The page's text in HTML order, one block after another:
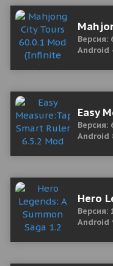
Версия:
Android
Easy
Версия:
Android
Hero
Версия:
Android